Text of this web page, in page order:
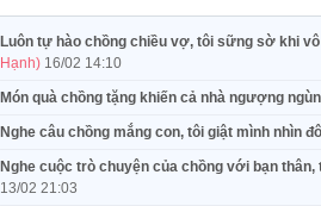
Luôn tự hào chồng chiều vợ, tôi sững sờ khi
Hạnh) 16/02 14:10
Món quà chồng tặng khiến cả nhà ngượng
Nghe câu chồng mắng con, tôi giật mình nhìn
Nghe cuộc trò chuyện của chồng với bạn
13/02 21:03